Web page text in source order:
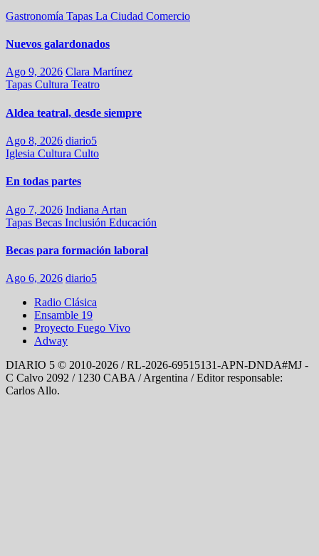
Gastronomía Tapas La Ciudad Comercio
Nuevos galardonados
Ago 9, 2026 Clara Martínez
Tapas Cultura Teatro
Aldea teatral, desde siempre
Ago 8, 2026 diario5
Iglesia Cultura Culto
En todas partes
Ago 7, 2026 Indiana Artan
Tapas Becas Inclusión Educación
Becas para formación laboral
Ago 6, 2026 diario5
Radio Clásica
Ensamble 19
Proyecto Fuego Vivo
Adway
DIARIO 5 © 2010-2026 / RL-2026-69515131-APN-DNDA#MJ -
C Calvo 2092 / 1230 CABA / Argentina / Editor responsable:
Carlos Allo.